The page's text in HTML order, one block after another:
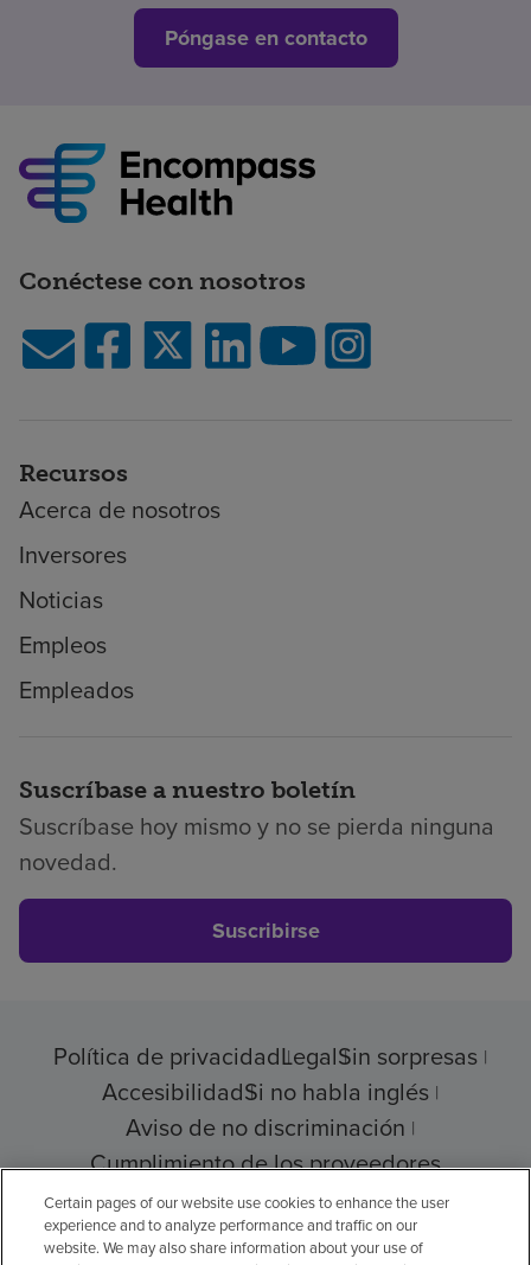
Póngase en contacto
Conéctese con nosotros
Recursos
Acerca de nosotros
Inversores
Noticias
Empleos
Empleados
Suscríbase a nuestro boletín
Suscríbase hoy mismo y no se pierda ninguna
novedad.
Suscribirse
Política de privacidadLegalSin sorpresas
AccesibilidadSi no habla inglés
Aviso de no discriminación
Cumplimiento de los proveedores
Certain pages of our website use cookies to enhance the user
experience and to analyze performance and traffic on our
website. We may also share information about your use of